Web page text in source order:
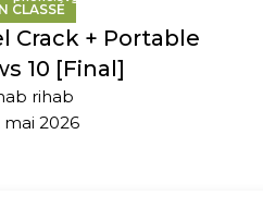
CLASSÉ
Crack + Portable
10 [Final]
rihab
mai 2026